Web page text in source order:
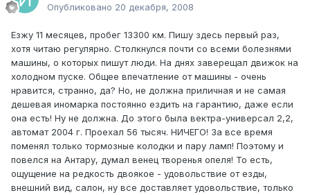
Опубликовано 20 декабря, 2008
Езжу 11 месяцев, пробег 13300 км. Пишу здесь первый раз,
хотя читаю регулярно. Столкнулся почти со всеми болезнями
машины, о которых пишут люди. На днях заверещал движок на
холодном пуске. Общее впечатление от машины - очень
нравится, странно, да? Но, не должна приличная и не самая
дешевая иномарка постоянно ездить на гарантию, даже если
она есть! Ну не должна. До этого была вектра-универсал 2,2,
автомат 2004 г. Проехал 56 тысяч. НИЧЕГО! За все время
поменял только тормозные колодки и пару ламп! Поэтому и
повелся на Антару, думал венец творенья опеля! То есть,
ощущение на редкость двоякое - удовольствие от езды,
внешний вид, салон, ну все доставляет удовольствие, только